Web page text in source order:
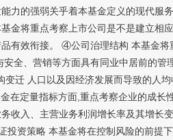
的强弱关乎着本基金定义的现代服
将重点考察上市公司是不是建立相
有效衔接。 ④公司治理结构 本基金
全、营销等方面具有同业中居前的
迁 人口以及因经济发展而导致的人
定量指标方面,重点考察企业的成长
收入、主营业务利润增长率及其增长
资策略 本基金将在控制风险的前提